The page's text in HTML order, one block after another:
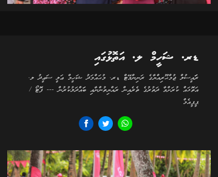
ޑރ. ޝަހީމް ލ. އަތޮޅުގައި
ރަަައީސުލް ޖުމްޙޫރިއްޔާގެ ރަނިންމޭޓް ޑރ. މުޙައްމަދު ޝަހީމް ޢަލީ ސަޢީދު ލ.
އަތޮޅައް ކުރަށްވާ ދަތުރުގެ ތެރެއިން ރައްޔިތުންނާއި ބަައްދަލުކުރުން --- ފޮޓޯ /
ޕީޕީއެމް